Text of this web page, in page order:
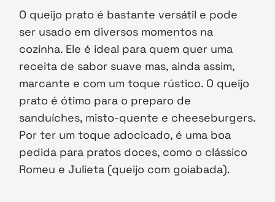
O queijo prato é bastante versátil e pode
ser usado em diversos momentos na
cozinha. Ele é ideal para quem quer uma
receita de sabor suave mas, ainda assim,
marcante e com um toque rústico. O queijo
prato é ótimo para o preparo de
sanduíches, misto-quente e cheeseburgers.
Por ter um toque adocicado, é uma boa
pedida para pratos doces, como o clássico
Romeu e Julieta (queijo com goiabada).